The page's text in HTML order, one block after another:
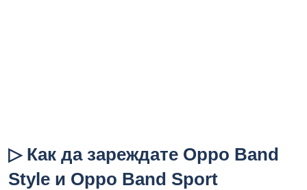
▷ Как да зареждате Oppo Band
Style и Oppo Band Sport